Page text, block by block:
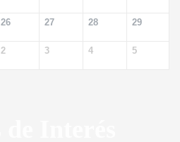
26 27 28 29
2 3 4 5